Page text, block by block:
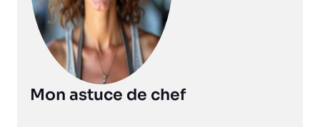
Mon astuce de chef